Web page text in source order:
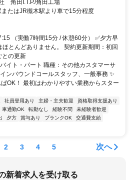
角田I.T.P./角田工場
たはJR槻木駅より車で15分程度
（実働7時間15分 / 休憩60分） ✅夕方早
とんどありません。 契約更新期間：初回
との更新
イト・パート 職種：その他カスタマーサ
ンバウンドコールスタッフ、一般事務 ✨
OK！ 最初はわかりやすい業務からスター
社員登用あり 主婦・主夫歓迎
資格取得支援あり
車通勤OK 転勤なし 経験不問
未経験者歓迎
夕方 賞与あり ブランクOK
交通費支給
2 3 4 5 次へ
新着求人を受け取る